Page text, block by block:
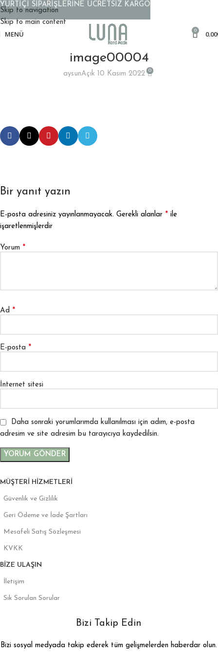
Skip to navigation
Skip to main content
MENÜ 0 0.00
image00004
aysunAçık 10 Kasım 2022 0
Bir yanıt yazın
E-posta adresiniz yayınlanmayacak. Gerekli alanlar * ile
işaretlenmişlerdir
Yorum *
Ad *
E-posta *
İnternet sitesi
Daha sonraki yorumlarımda kullanılması için adım, e-posta
adresim ve site adresim bu tarayıcıya kaydedilsin.
MÜŞTERI HIZMETLERI
Güvenlik ve Gizlilik
Geri Ödeme ve İade Şartları
Mesafeli Satış Sözleşmesi
KVKK
BIZE ULAŞIN
İletişim
Sık Sorulan Sorular
Bizi Takip Edin
Bizi sosyal medyada takip ederek tüm gelişmelerden haberdar olun.
YURTİÇİ SİPARİŞLERİNE ÜCRETSİZ KARGO